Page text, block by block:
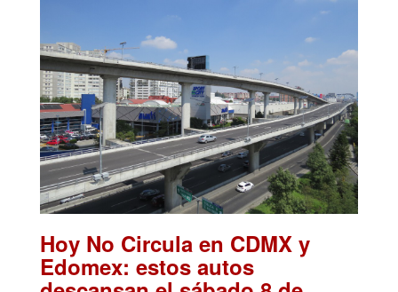
Hoy No Circula en CDMX y
Edomex: estos autos